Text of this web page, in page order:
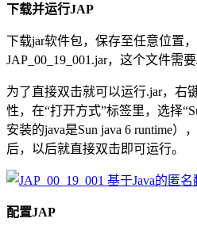
下载并运行JAP
下载jar软件包，保存至任意位置
JAP_00_19_001.jar，这个文件需
为了直接双击就可以运行.jar，右
性，在“打开方式”标签里，选择
安装的java是Sun java 6 runtime）
后，以后就直接双击即可运行。
配置JAP